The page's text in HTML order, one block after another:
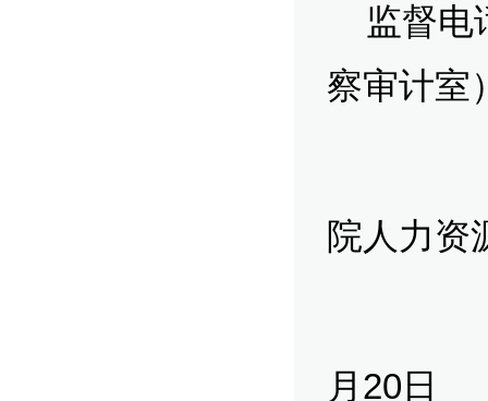
监督电
察审计室
院人力资
月20日